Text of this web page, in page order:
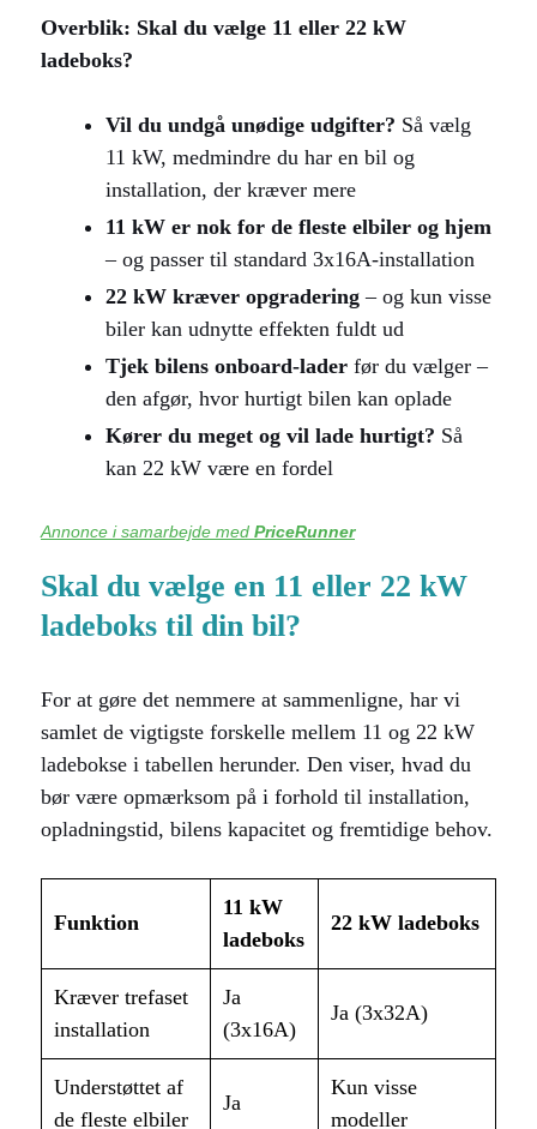
Overblik: Skal du vælge 11 eller 22 kW
ladeboks?
Vil du undgå unødige udgifter? Så vælg
11 kW, medmindre du har en bil og
installation, der kræver mere
11 kW er nok for de fleste elbiler og hjem
– og passer til standard 3x16A-installation
22 kW kræver opgradering – og kun visse
biler kan udnytte effekten fuldt ud
Tjek bilens onboard-lader før du vælger –
den afgør, hvor hurtigt bilen kan oplade
Kører du meget og vil lade hurtigt? Så
kan 22 kW være en fordel
Annonce i samarbejde med PriceRunner
Skal du vælge en 11 eller 22 kW
ladeboks til din bil?
For at gøre det nemmere at sammenligne, har vi
samlet de vigtigste forskelle mellem 11 og 22 kW
ladebokse i tabellen herunder. Den viser, hvad du
bør være opmærksom på i forhold til installation,
opladningstid, bilens kapacitet og fremtidige behov.
Funktion
11 kW
ladeboks
22 kW ladeboks
Kræver trefaset
installation
Ja
(3x16A)
Ja (3x32A)
Understøttet af
de fleste elbiler
Ja
Kun visse
modeller